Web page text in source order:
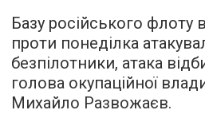
Базу російського флоту
проти понеділка
безпілотники, атака
голова окупаційної
Михайло Развожаєв.